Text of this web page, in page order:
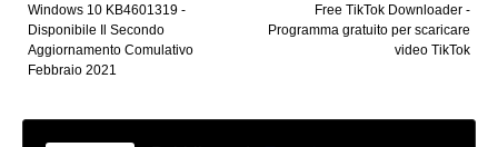
Free TikTok Downloader -
Programma gratuito per scaricare
video TikTok
Windows 10 KB4601319 -
Disponibile Il Secondo
Aggiornamento Comulativo
Febbraio 2021